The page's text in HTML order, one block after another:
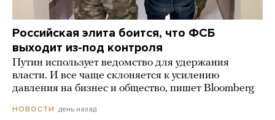
Российская элита боится, что ФСБ
выходит из-под контроля
Путин использует ведомство для удержания
власти. И все чаще склоняется к усилению
давления на бизнес и общество, пишет Bloomberg
НОВОСТИ день назад